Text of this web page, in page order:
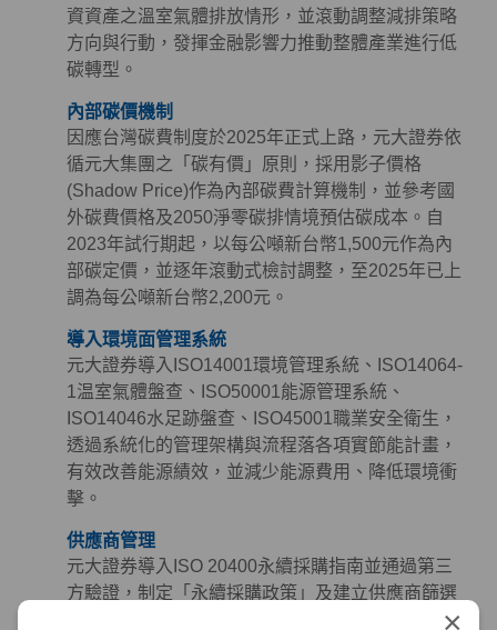
資資產之溫室氣體排放情形，並滾動調整減排策略
方向與行動，發揮金融影響力推動整體產業進行低
碳轉型。
內部碳價機制
因應台灣碳費制度於2025年正式上路，元大證券依
循元大集團之「碳有價」原則，採用影子價格
(Shadow Price)作為內部碳費計算機制，並參考國
外碳費價格及2050淨零碳排情境預估碳成本。自
2023年試行期起，以每公噸新台幣1,500元作為內
部碳定價，並逐年滾動式檢討調整，至2025年已上
調為每公噸新台幣2,200元。
導入環境面管理系統
元大證券導入ISO14001環境管理系統、ISO14064-
1温室氣體盤查、ISO50001能源管理系統、
ISO14046水足跡盤查、ISO45001職業安全衛生，
透過系統化的管理架構與流程落各項實節能計畫，
有效改善能源績效，並減少能源費用、降低環境衝
擊。
供應商管理
元大證券導入ISO 20400永續採購指南並通過第三
方驗證，制定「永續採購政策」及建立供應商篩選
與管理機制，定期檢視供應商永續作為，同時參考